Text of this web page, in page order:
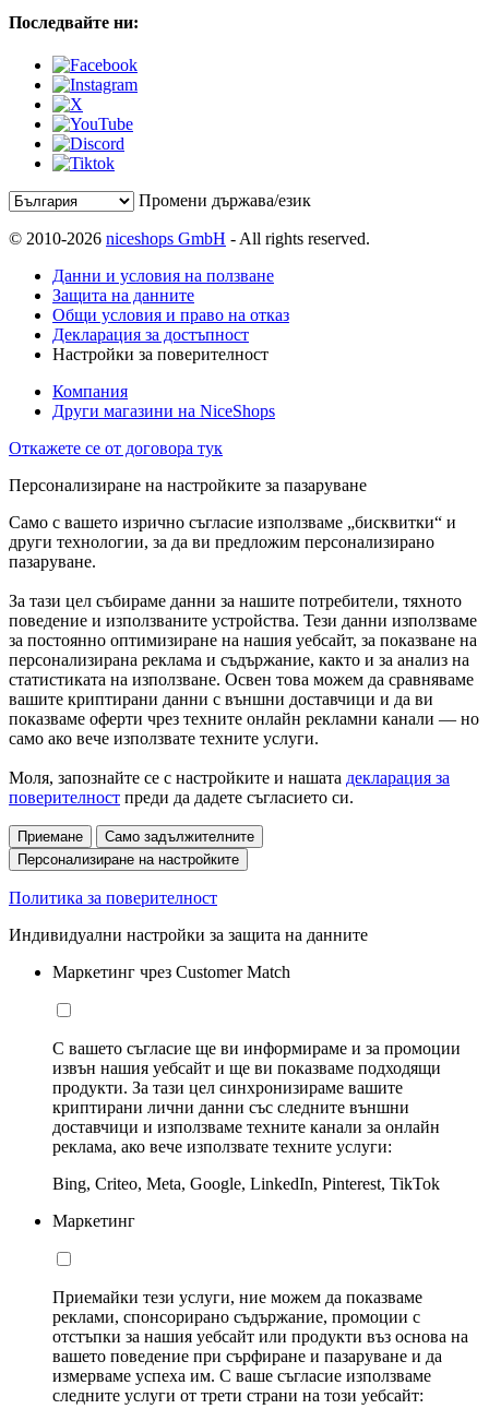
Последвайте ни:
Промени държава/език
© 2010-2026 niceshops GmbH - All rights reserved.
Данни и условия на ползване
Защита на данните
Общи условия и право на отказ
Декларация за достъпност
Настройки за поверителност
Компания
Други магазини на NiceShops
Откажете се от договора тук
Персонализиране на настройките за пазаруване
Само с вашето изрично съгласие използваме „бисквитки“ и
други технологии, за да ви предложим персонализирано
пазаруване.
За тази цел събираме данни за нашите потребители, тяхното
поведение и използваните устройства. Тези данни използваме
за постоянно оптимизиране на нашия уебсайт, за показване на
персонализирана реклама и съдържание, както и за анализ на
статистиката на използване. Освен това можем да сравняваме
вашите криптирани данни с външни доставчици и да ви
показваме оферти чрез техните онлайн рекламни канали — но
само ако вече използвате техните услуги.
Моля, запознайте се с настройките и нашата декларация за
поверителност преди да дадете съгласието си.
Приемане
Само задължителните
Персонализиране на настройките
Политика за поверителност
Индивидуални настройки за защита на данните
Маркетинг чрез Customer Match
С вашето съгласие ще ви информираме и за промоции
извън нашия уебсайт и ще ви показваме подходящи
продукти. За тази цел синхронизираме вашите
криптирани лични данни със следните външни
доставчици и използваме техните канали за онлайн
реклама, ако вече използвате техните услуги:
Bing, Criteo, Meta, Google, LinkedIn, Pinterest, TikTok
Маркетинг
Приемайки тези услуги, ние можем да показваме
реклами, спонсорирано съдържание, промоции с
отстъпки за нашия уебсайт или продукти въз основа на
вашето поведение при сърфиране и пазаруване и да
измерваме успеха им. С ваше съгласие използваме
следните услуги от трети страни на този уебсайт: